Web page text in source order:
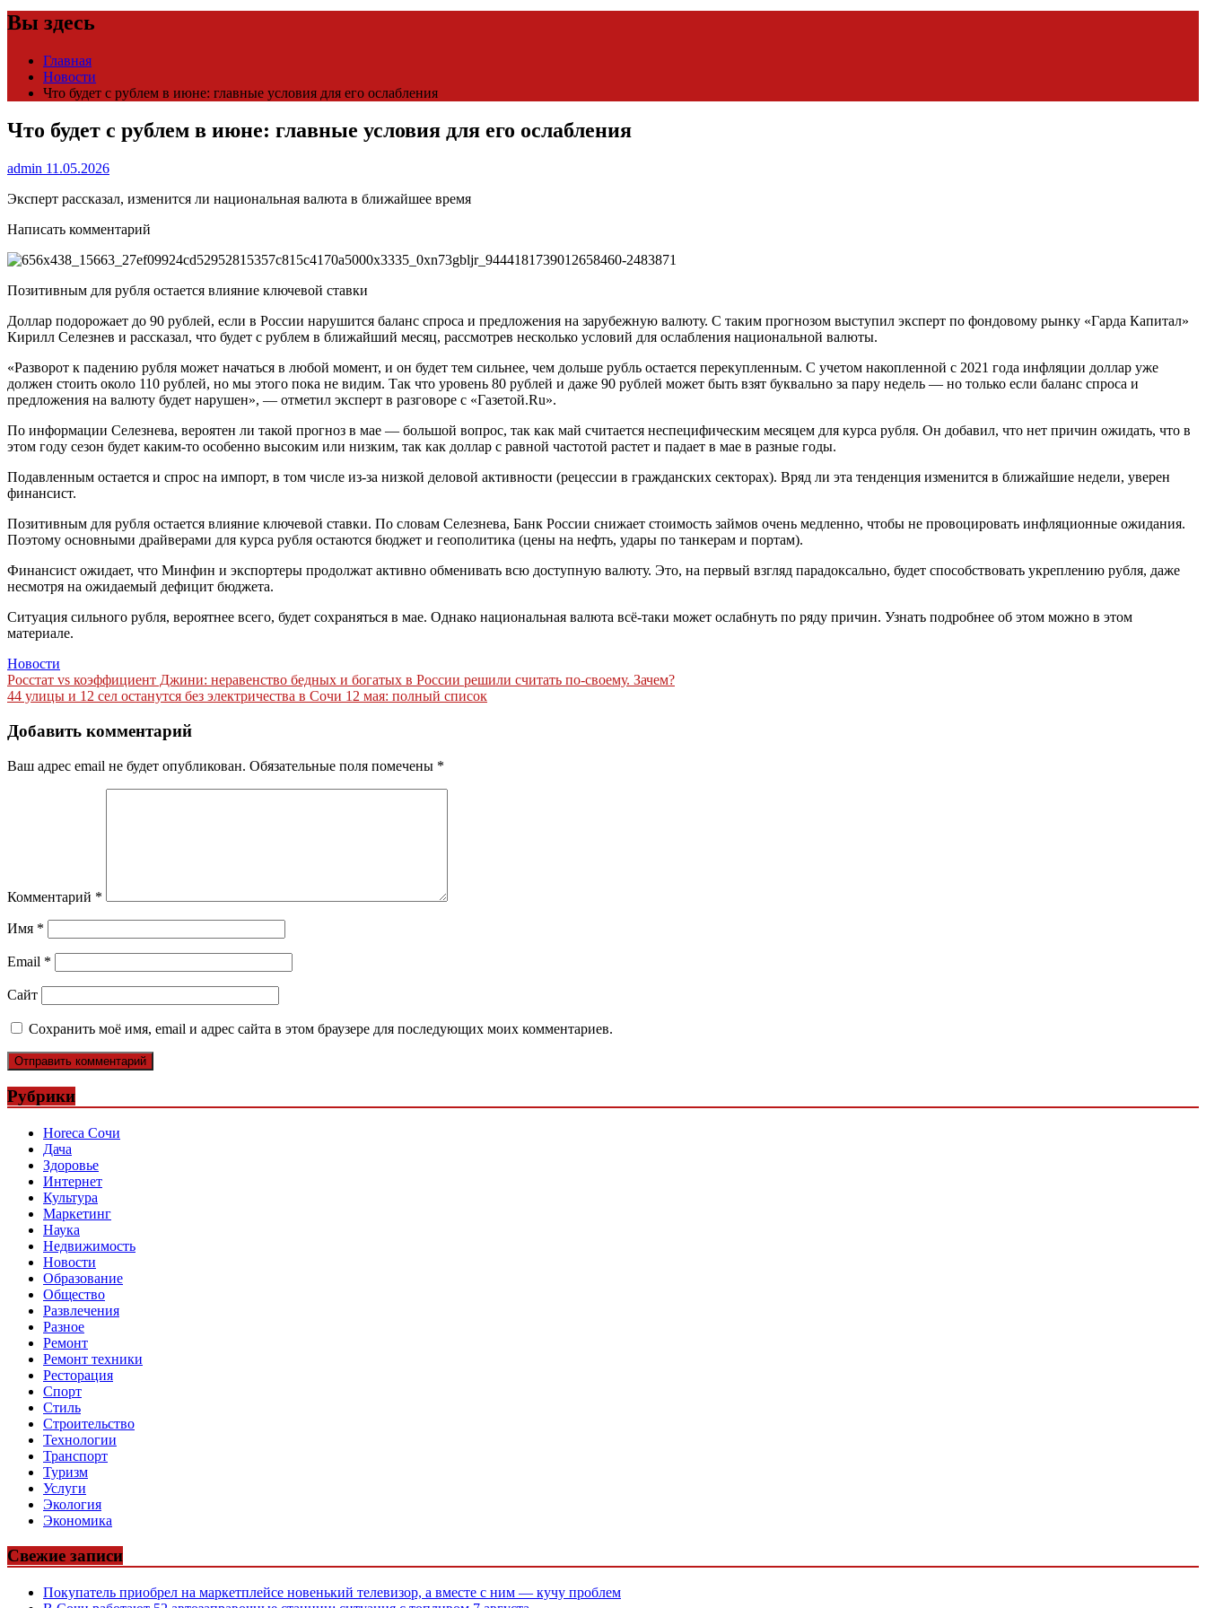
Вы здесь
Главная
Новости
Что будет с рублем в июне: главные условия для его ослабления
Что будет с рублем в июне: главные условия для его ослабления
admin 11.05.2026
Эксперт рассказал, изменится ли национальная валюта в ближайшее время
Написать комментарий
Позитивным для рубля остается влияние ключевой ставки
Доллар подорожает до 90 рублей, если в России нарушится баланс спроса и предложения на зарубежную валюту. С таким прогнозом выступил эксперт по фондовому рынку «Гарда Капитал»
Кирилл Селезнев и рассказал, что будет с рублем в ближайший месяц, рассмотрев несколько условий для ослабления национальной валюты.
«Разворот к падению рубля может начаться в любой момент, и он будет тем сильнее, чем дольше рубль остается перекупленным. С учетом накопленной с 2021 года инфляции доллар уже
должен стоить около 110 рублей, но мы этого пока не видим. Так что уровень 80 рублей и даже 90 рублей может быть взят буквально за пару недель — но только если баланс спроса и
предложения на валюту будет нарушен», — отметил эксперт в разговоре с «Газетой.Ru».
По информации Селезнева, вероятен ли такой прогноз в мае — большой вопрос, так как май считается неспецифическим месяцем для курса рубля. Он добавил, что нет причин ожидать, что в
этом году сезон будет каким-то особенно высоким или низким, так как доллар с равной частотой растет и падает в мае в разные годы.
Подавленным остается и спрос на импорт, в том числе из-за низкой деловой активности (рецессии в гражданских секторах). Вряд ли эта тенденция изменится в ближайшие недели, уверен
финансист.
Позитивным для рубля остается влияние ключевой ставки. По словам Селезнева, Банк России снижает стоимость займов очень медленно, чтобы не провоцировать инфляционные ожидания.
Поэтому основными драйверами для курса рубля остаются бюджет и геополитика (цены на нефть, удары по танкерам и портам).
Финансист ожидает, что Минфин и экспортеры продолжат активно обменивать всю доступную валюту. Это, на первый взгляд парадоксально, будет способствовать укреплению рубля, даже
несмотря на ожидаемый дефицит бюджета.
Ситуация сильного рубля, вероятнее всего, будет сохраняться в мае. Однако национальная валюта всё-таки может ослабнуть по ряду причин. Узнать подробнее об этом можно в этом
материале.
Новости
Навигация
по
записям
Росстат vs коэффициент Джини: неравенство бедных и богатых в России решили считать по-своему. Зачем?
44 улицы и 12 сел останутся без электричества в Сочи 12 мая: полный список
Добавить комментарий
Ваш адрес email не будет опубликован. Обязательные поля помечены *
Комментарий *
Имя *
Email *
Сайт
Сохранить моё имя, email и адрес сайта в этом браузере для последующих моих комментариев.
Рубрики
Horeca Сочи
Дача
Здоровье
Интернет
Культура
Маркетинг
Наука
Недвижимость
Новости
Образование
Общество
Развлечения
Разное
Ремонт
Ремонт техники
Ресторация
Спорт
Стиль
Строительство
Технологии
Транспорт
Туризм
Услуги
Экология
Экономика
Свежие записи
Покупатель приобрел на маркетплейсе новенький телевизор, а вместе с ним — кучу проблем